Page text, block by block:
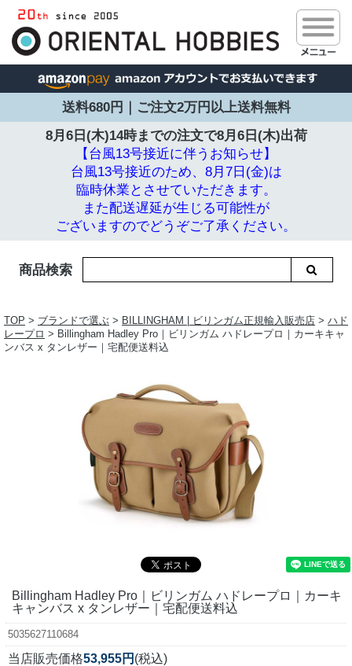
送料680円｜ご注文2万円以上送料無料
8月6日(木)14時までの注文で8月6日(木)出荷
【台風13号接近に伴うお知らせ】
台風13号接近のため、8月7日(金)は
臨時休業とさせていただきます。
また配送遅延が生じる可能性が
ございますのでどうぞご了承ください。
商品検索
TOP > ブランドで選ぶ > BILLINGHAM | ビリンガム正規輸入販売店 > ハド
レープロ > Billingham Hadley Pro｜ビリンガム ハドレープロ｜カーキキャ
ンバス x タンレザー｜宅配便送料込
Billingham Hadley Pro｜ビリンガム ハドレープロ｜カーキ
キャンバス x タンレザー｜宅配便送料込
5035627110684
当店販売価格53,955円 (税込)